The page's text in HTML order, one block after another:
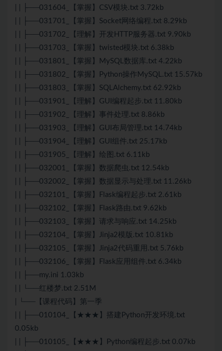
| | ├──031604_【掌握】CSV模块.txt 3.72kb
| | ├──031701_【掌握】Socket网络编程.txt 8.29kb
| | ├──031702_【理解】开发HTTP服务器.txt 9.90kb
| | ├──031703_【掌握】twisted模块.txt 6.38kb
| | ├──031801_【掌握】MySQL数据库.txt 4.22kb
| | ├──031802_【掌握】Python操作MySQL.txt 15.57kb
| | ├──031803_【掌握】SQLAlchemy.txt 62.92kb
| | ├──031901_【理解】GUI编程起步.txt 11.80kb
| | ├──031902_【理解】事件处理.txt 8.86kb
| | ├──031903_【理解】GUI布局管理.txt 14.74kb
| | ├──031904_【理解】GUI组件.txt 25.17kb
| | ├──031905_【理解】绘图.txt 6.11kb
| | ├──032001_【掌握】数据爬虫.txt 12.54kb
| | ├──032002_【掌握】数据显示与处理.txt 11.26kb
| | ├──032101_【掌握】Flask编程起步.txt 2.61kb
| | ├──032102_【掌握】Flask路由.txt 9.62kb
| | ├──032103_【掌握】请求与响应.txt 14.25kb
| | ├──032104_【掌握】Jinja2模版.txt 10.81kb
| | ├──032105_【掌握】Jinja2代码重用.txt 5.76kb
| | ├──032106_【掌握】Flask应用组件.txt 6.34kb
| | ├──my.ini 1.03kb
| | └──红楼梦.txt 2.51M
| └──【课程代码】第一季
| | ├──010104_【★★★】搭建Python开发环境.txt
0.05kb
| | ├──010105_【★★★】Python编程起步.txt 0.07kb